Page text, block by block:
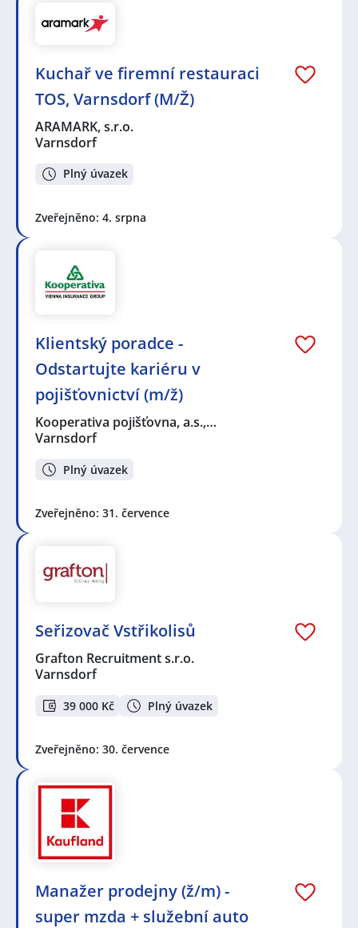
Kuchař ve firemní restauraci
TOS, Varnsdorf (M/Ž)
ARAMARK, s.r.o.
Varnsdorf
Plný úvazek
Zveřejněno: 4. srpna
Klientský poradce -
Odstartujte kariéru v
pojišťovnictví (m/ž)
Kooperativa pojišťovna, a.s.,…
Varnsdorf
Plný úvazek
Zveřejněno: 31. července
Seřizovač Vstřikolisů
Grafton Recruitment s.r.o.
Varnsdorf
39 000 Kč Plný úvazek
Zveřejněno: 30. července
Manažer prodejny (ž/m) -
super mzda + služební auto